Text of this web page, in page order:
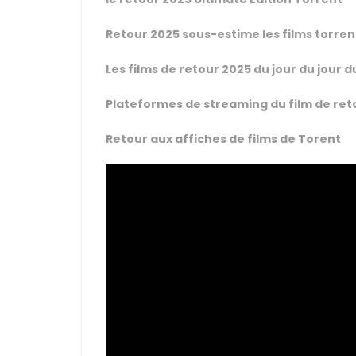
Retour 2025 sous-estime les films
Les films de retour 2025 du jour du jour
Plateformes de streaming du film de
Retour aux affiches de films de Torent